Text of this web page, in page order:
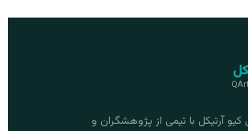
آرتیکل با تیمی از پژوهشگران و